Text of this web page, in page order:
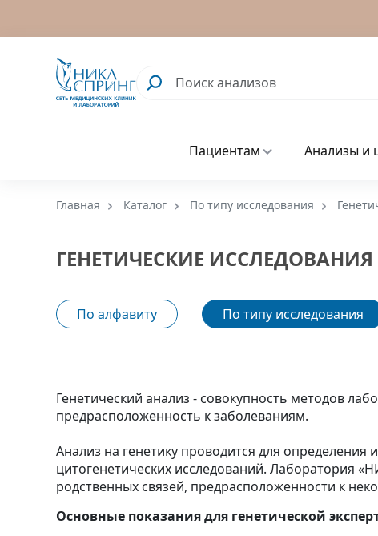
Пациентам Анализы и
Главная Каталог По типу исследования
ГЕНЕТИЧЕСКИЕ ИССЛЕДОВАНИЯ
По алфавиту По типу исследования
Генетический анализ - совокупность методов
предрасположенность к заболеваниям.
Анализ на генетику проводится для
цитогенетических исследований. Лаборатория
родственных связей, предрасположенности к
Основные показания для генетической